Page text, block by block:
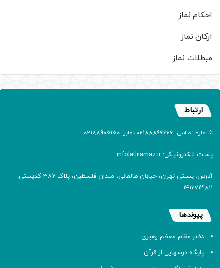
احکام نماز
ارکان نماز
مبطلات نماز
ارتباط
شـماره تمـاس: 02188896666 نمابر: 02188905150
پسـت الـکترونیـکی: info[at]namaz.ir
آدرس: پسـتی تهران، خیابان طالقانی، میدان فلسطین، پلاک 387 کدپستی:
۱۴۱۶۷۱۳۸۱۱
پیوندها
دفتر مقام معظم رهبری
پایگاه درسهایی از قرآن